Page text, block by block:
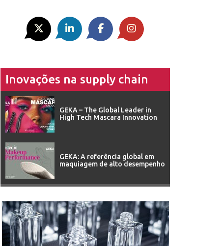
Inovações na supply chain
GEKA – The Global Leader in
High Tech Mascara Innovation
GEKA: A referência global em
maquiagem de alto desempenho